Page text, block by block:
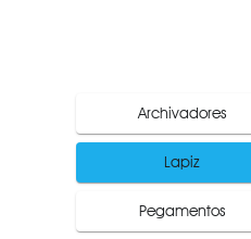
Archivadores
Lapiz
Pegamentos